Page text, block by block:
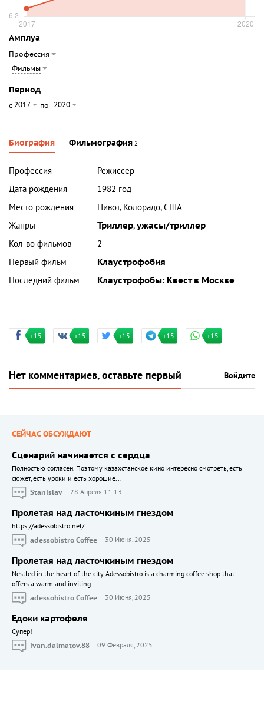
Амплуа
Профессия
Фильмы
Период
с 2017 по 2020
Биография Фильмография 2
Профессия
Режиссер
Дата рождения
1982 год
Место рождения
Нивот, Колорадо, США
Жанры
Триллер,ужасы/триллер
Кол-во фильмов
2
Первый фильм
Клаустрофобия
Последний фильм
Клаустрофобы: Квест в Москве
+15 +15 +15 +15 +15
Нет комментариев, оставьте первый Войдите
СЕЙЧАС ОБСУЖДАЮТ
Сценарий начинается с сердца
Полностью согласен. Поэтому казахстанское кино интересно смотреть, есть
сюжет, есть уроки и есть хорошие...
Stanislav
28 Апреля 11:13
Пролетая над ласточкиным гнездом
https://adessobistro.net/
adessobistro Coffee
30 Июня, 2025
Пролетая над ласточкиным гнездом
Nestled in the heart of the city, Adessobistro is a charming coffee shop that
offers a warm and inviting...
adessobistro Coffee
30 Июня, 2025
Едоки картофеля
Cупер!
ivan.dalmatov.88
09 Февраля, 2025